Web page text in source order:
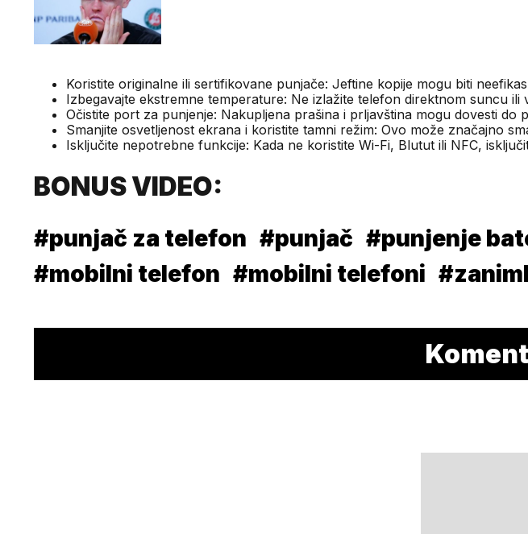
Koristite originalne ili sertifikovane punjače: Jeftine kopije mogu biti
Izbegavajte ekstremne temperature: Ne izlažite telefon direktnom suncu ili
Očistite port za punjenje: Nakupljena prašina i prljavština mogu dovesti do
Smanjite osvetljenost ekrana i koristite tamni režim: Ovo može značajno
Isključite nepotrebne funkcije: Kada ne koristite Wi-Fi, Blutut ili NFC,
BONUS VIDEO:
#punjač za telefon #punjač #punjenje
#mobilni telefon #mobilni telefoni